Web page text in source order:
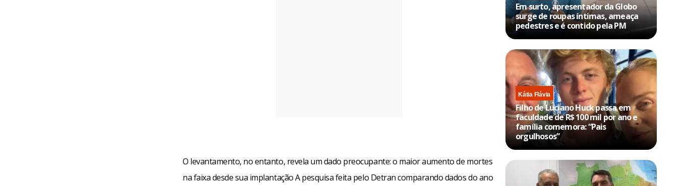
O levantamento, no entanto, revela um dado preocupante: o maior aumento de mortes
na faixa desde sua implantação A pesquisa feita pelo Detran comparando dados do ano
Em surto, apresentador da Globo
surge de roupas íntimas, ameaça
pedestres e é contido pela PM
Kátia Flávia
Filho de Luciano Huck passa em
faculdade de R$ 100 mil por ano e
família comemora: “Pais
orgulhosos”